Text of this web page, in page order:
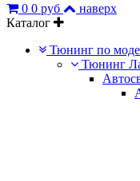
0 0 руб
наверх
Каталог
Тюнинг по
Тюнинг